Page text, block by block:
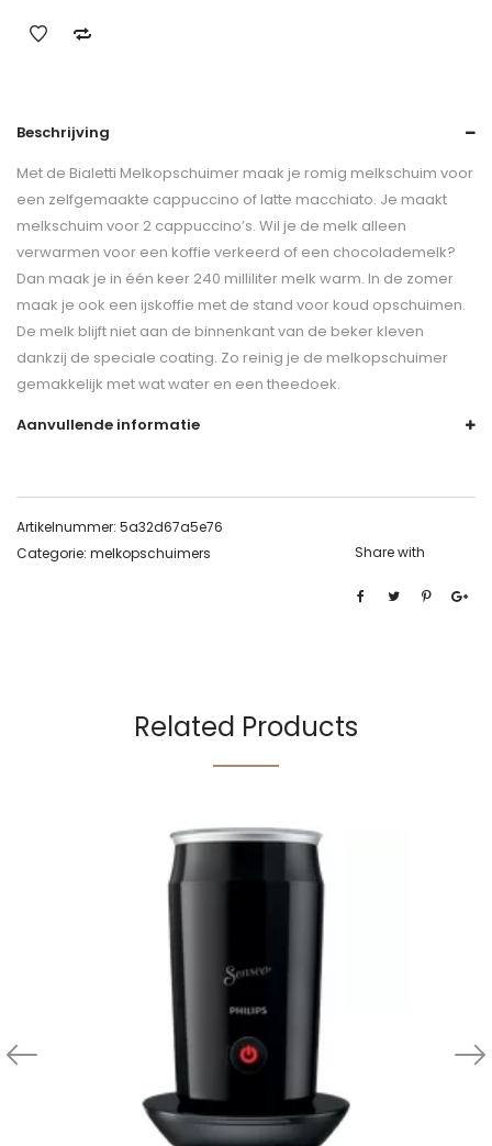
Beschrijving
Met de Bialetti Melkopschuimer maak je romig melkschuim voor
een zelfgemaakte cappuccino of latte macchiato. Je maakt
melkschuim voor 2 cappuccino’s. Wil je de melk alleen
verwarmen voor een koffie verkeerd of een chocolademelk?
Dan maak je in één keer 240 milliliter melk warm. In de zomer
maak je ook een ijskoffie met de stand voor koud opschuimen.
De melk blijft niet aan de binnenkant van de beker kleven
dankzij de speciale coating. Zo reinig je de melkopschuimer
gemakkelijk met wat water en een theedoek.
Aanvullende informatie
Artikelnummer: 5a32d67a5e76
Categorie: melkopschuimers Share with
Related Products